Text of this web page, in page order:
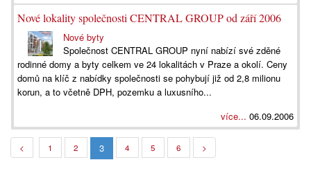
Nové lokality společnosti CENTRAL GROUP od září 2006
Nové byty
Společnost CENTRAL GROUP nyní nabízí své zděné
rodinné domy a byty celkem ve 24 lokalitách v Praze a okolí. Ceny
domů na klíč z nabídky společnosti se pohybují již od 2,8 milionu
korun, a to včetně DPH, pozemku a luxusního...
více... 06.09.2006
< 1 2 3 4 5 6 >